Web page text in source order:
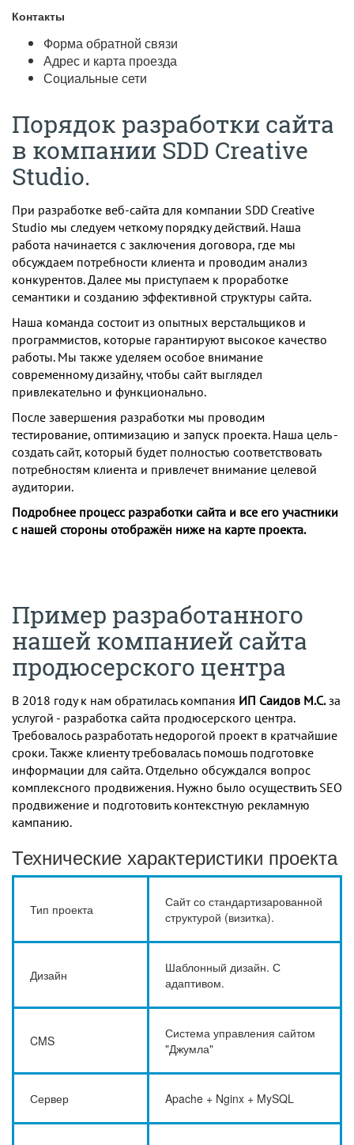
Контакты
Форма обратной связи
Адрес и карта проезда
Социальные сети
Порядок разработки сайта
в компании SDD Creative
Studio.
При разработке веб-сайта для компании SDD Creative
Studio мы следуем четкому порядку действий. Наша
работа начинается с заключения договора, где мы
обсуждаем потребности клиента и проводим анализ
конкурентов. Далее мы приступаем к проработке
семантики и созданию эффективной структуры сайта.
Наша команда состоит из опытных верстальщиков и
программистов, которые гарантируют высокое качество
работы. Мы также уделяем особое внимание
современному дизайну, чтобы сайт выглядел
привлекательно и функционально.
После завершения разработки мы проводим
тестирование, оптимизацию и запуск проекта. Наша цель -
создать сайт, который будет полностью соответствовать
потребностям клиента и привлечет внимание целевой
аудитории.
Подробнее процесс разработки сайта и все его участники
с нашей стороны отображён ниже на карте проекта.
Пример разработанного
нашей компанией сайта
продюсерского центра
В 2018 году к нам обратилась компания ИП Саидов М.С.за
услугой - разработка сайта продюсерского центра.
Требовалось разработать недорогой проект в кратчайшие
сроки. Также клиенту требовалась помошь подготовке
информации для сайта. Отдельно обсуждался вопрос
комплексного продвижения. Нужно было осуществить SEO
продвижение и подготовить контекстную рекламную
кампанию.
Технические характеристики проекта
Тип проекта
Сайт со стандартизарованной
структурой (визитка).
Дизайн
Шаблонный дизайн. С
адаптивом.
CMS
Система управления сайтом
"Джумла"
Сервер Apache + Nginx + MySQL